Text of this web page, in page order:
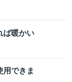
ば暖かい
用できま